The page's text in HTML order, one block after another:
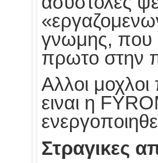
γνωμης, που
πρωτο στην
Αλλοι
ειναι η
Στραγικες